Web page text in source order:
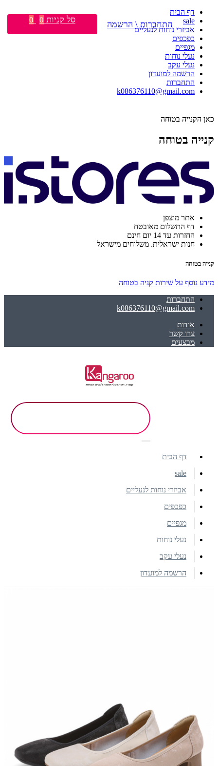
דף הבית
sale
אביזרי נוחות לנעליים
כפכפים
מגפיים
נעלי נוחות
נעלי עקב
הרשמה למועדון
התחברות
k086376110@gmail.com
כאן הקנייה בטוחה
קנייה בטוחה
אתר מוצפן
דף התשלום מאובטח
החזרות עד 14 יום חינם
חנות ישראלית. משלוחים מישראל
קנייה בטוחה
מידע נוסף על שירות קניה בטוחה
התחברות
k086376110@gmail.com
אודות
צרו קשר
מבצעים
התחברות \ הרשמה סל קניות 0
0
דף הבית
sale
אביזרי נוחות לנעליים
כפכפים
מגפיים
נעלי נוחות
נעלי עקב
הרשמה למועדון